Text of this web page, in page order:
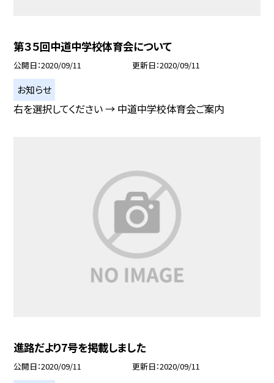
第３５回中道中学校体育会について
公開日 2020/09/11 更新日 2020/09/11
お知らせ
右を選択してください → 中道中学校体育会ご案内
進路だより7号を掲載しました
公開日 2020/09/11 更新日 2020/09/11